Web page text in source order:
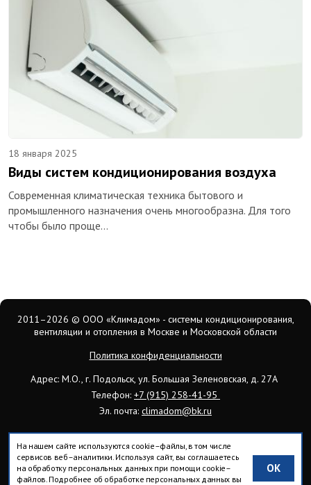
18 января 2025
Виды систем кондиционирования воздуха
Современная климатическая техника бытового и
промышленного назначения очень многообразна. Для того
чтобы было проще…
2011–2026 © ООО «Климадом» - системы кондиционирования,
вентиляции и отопления в Москве и Московской области
Политика конфиденциальности
Адрес: М.О., г. Подольск, ул. Большая Зеленовская, д. 27А
Телефон: +7 (915) 258-41-95
Эл. почта: climadom@bk.ru
Вся информация на сайте носит исключительно ознакомительный
На нашем сайте используются cookie–файлы, в том числе
сервисов веб–аналитики. Используя сайт, вы соглашаетесь
на обработку персональных данных при помощи cookie–
файлов. Подробнее об обработке персональных данных вы
OK